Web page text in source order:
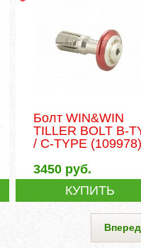
Болт WIN&WIN
TILLER BOLT B-
/ C-TYPE (109978)
3450руб.
КУПИТЬ
Вперед